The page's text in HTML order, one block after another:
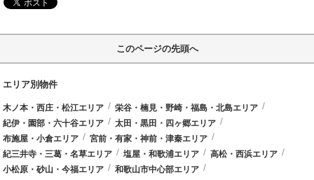
このページの先頭へ
エリア別物件
木ノ本・西庄・松江エリア
栄谷・楠見・野崎・福島・北島エリア
紀伊・園部・六十谷エリア
太田・黒田・四ヶ郷エリア
布施屋・小倉エリア
宮前・有家・神前・津秦エリア
紀三井寺・三葛・名草エリア
塩屋・和歌浦エリア
高松・西浜エリア
小松原・砂山・今福エリア
和歌山市中心部エリア